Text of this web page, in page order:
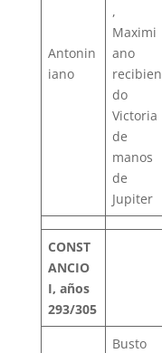
Antonin
iano
,
Maximi
ano
recibien
do
Victoria
de
manos
de
Jupiter
CONST
ANCIO
I, años
293/305
Busto